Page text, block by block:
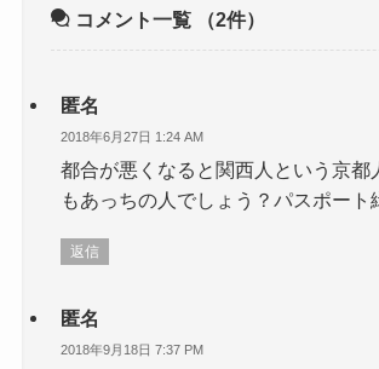
コメント一覧 （2件）
匿名
2018年6月27日 1:24 AM
都合が悪くなると関西人という京都
もあっちの人でしょう？パスポート
返信
匿名
2018年9月18日 7:37 PM